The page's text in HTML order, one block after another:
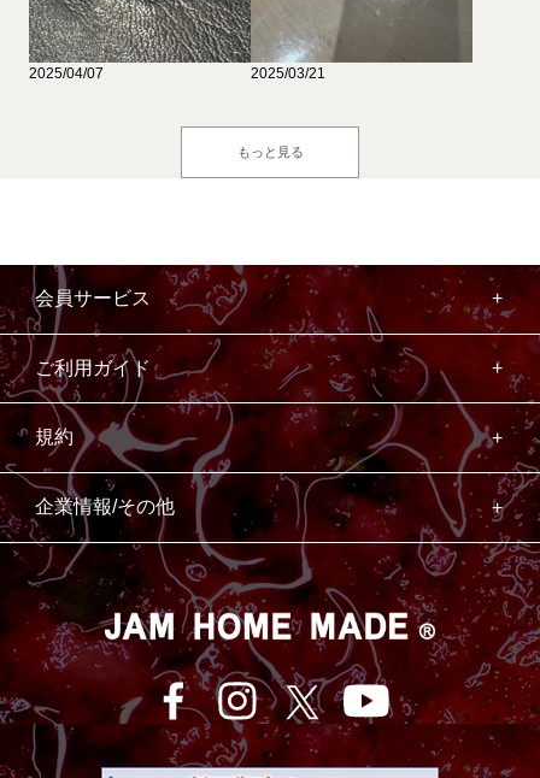
2025/04/07 2025/03/21
もっと見る
会員サービス
ご利用ガイド
規約
企業情報/その他